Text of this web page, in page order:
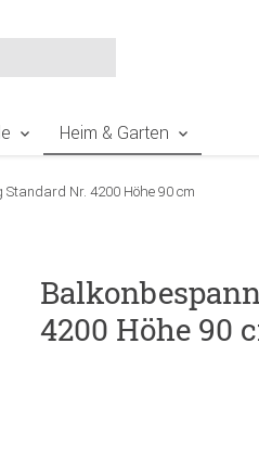
Heim & Garten
Nr. 4200 Höhe 90 cm
4200 Höhe 90